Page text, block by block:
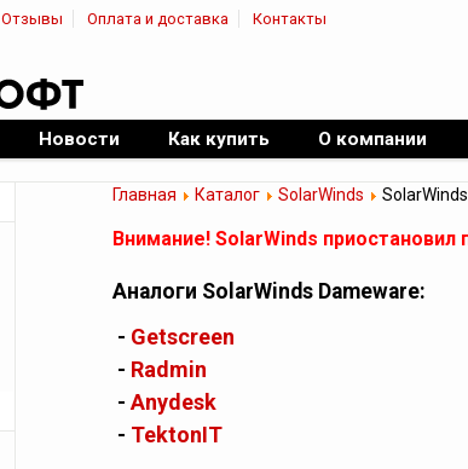
Отзывы Оплата и доставка Контакты
Новости Как купить О компании
Главная Каталог SolarWinds
Внимание! SolarWinds приостановил
Аналоги SolarWinds Dameware:
- Getscreen
- Radmin
- Anydesk
- TektonIT